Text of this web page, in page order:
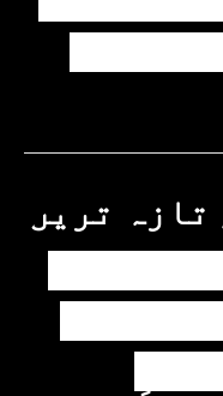
تازہ ترین